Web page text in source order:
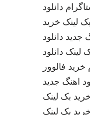
دانلود
لینک خرید
جدید دانلود
لینک دانلود
خرید فالوور
اهنگ جدید
خرید بک لینک
خرید بک لینک